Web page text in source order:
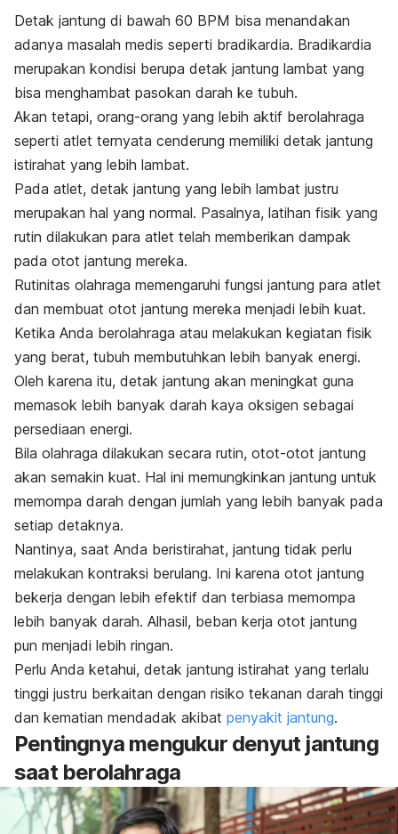
Detak jantung di bawah 60 BPM bisa menandakan
adanya masalah medis seperti bradikardia. Bradikardia
merupakan kondisi berupa detak jantung lambat yang
bisa menghambat pasokan darah ke tubuh.
Akan tetapi, orang-orang yang lebih aktif berolahraga
seperti atlet ternyata cenderung memiliki detak jantung
istirahat yang lebih lambat.
Pada atlet, detak jantung yang lebih lambat justru
merupakan hal yang normal. Pasalnya, latihan fisik yang
rutin dilakukan para atlet telah memberikan dampak
pada otot jantung mereka.
Rutinitas olahraga memengaruhi fungsi jantung para atlet
dan membuat otot jantung mereka menjadi lebih kuat.
Ketika Anda berolahraga atau melakukan kegiatan fisik
yang berat, tubuh membutuhkan lebih banyak energi.
Oleh karena itu, detak jantung akan meningkat guna
memasok lebih banyak darah kaya oksigen sebagai
persediaan energi.
Bila olahraga dilakukan secara rutin, otot-otot jantung
akan semakin kuat. Hal ini memungkinkan jantung untuk
memompa darah dengan jumlah yang lebih banyak pada
setiap detaknya.
Nantinya, saat Anda beristirahat, jantung tidak perlu
melakukan kontraksi berulang. Ini karena otot jantung
bekerja dengan lebih efektif dan terbiasa memompa
lebih banyak darah. Alhasil, beban kerja otot jantung
pun menjadi lebih ringan.
Perlu Anda ketahui, detak jantung istirahat yang terlalu
tinggi justru berkaitan dengan risiko tekanan darah tinggi
dan kematian mendadak akibat penyakit jantung.
Pentingnya mengukur denyut jantung
saat berolahraga